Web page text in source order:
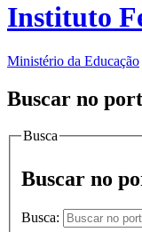
Instituto
Ministério da Educação
Buscar no
Busca
Buscar no
Busca: